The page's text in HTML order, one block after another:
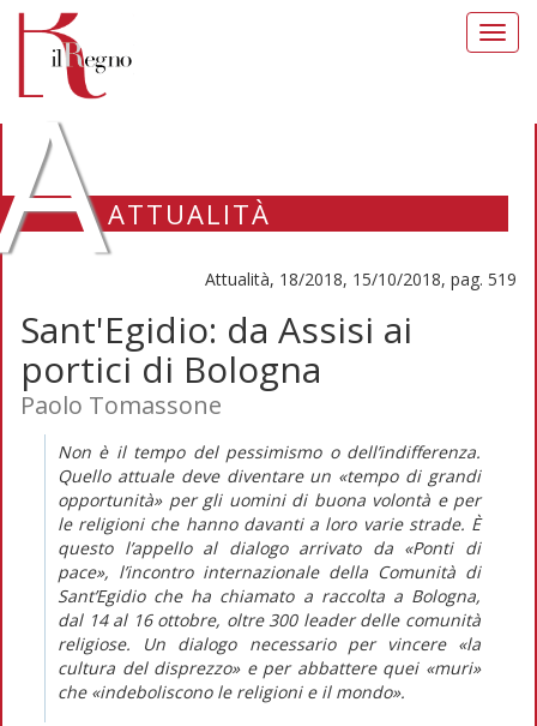
ATTUALITÀ
Attualità, 18/2018, 15/10/2018, pag. 519
Sant'Egidio: da Assisi ai
portici di Bologna
Paolo Tomassone
Non è il tempo del pessimismo o dell’indifferenza.
Quello attuale deve diventare un «tempo di grandi
opportunità» per gli uomini di buona volontà e per
le religioni che hanno davanti a loro varie strade. È
questo l’appello al dialogo arrivato da «Ponti di
pace», l’incontro internazionale della Comunità di
Sant’Egidio che ha chiamato a raccolta a Bologna,
dal 14 al 16 ottobre, oltre 300 leader delle comunità
religiose. Un dialogo necessario per vincere «la
cultura del disprezzo» e per abbattere quei «muri»
che «indeboliscono le religioni e il mondo».